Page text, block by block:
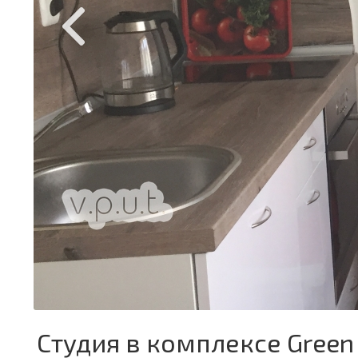
Студия в комплексе